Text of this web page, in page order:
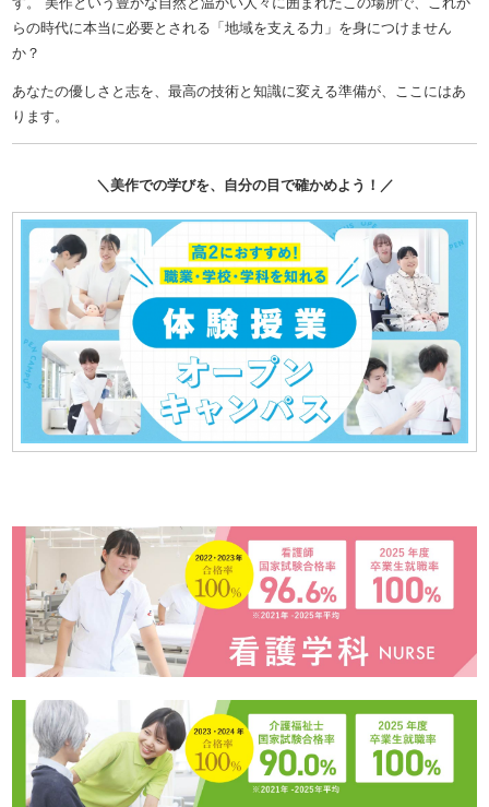
らの時代に本当に必要とされる「地域を支える力」を身につけません
か？
あなたの優しさと志を、最高の技術と知識に変える準備が、ここにはあ
ります。
＼美作での学びを、自分の目で確かめよう！／